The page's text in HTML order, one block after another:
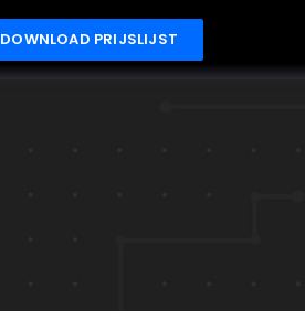
DOWNLOAD PRIJSLIJST